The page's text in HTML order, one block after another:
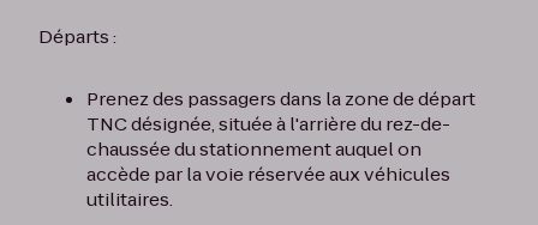
Départs :
Prenez des passagers dans la zone de départ
TNC désignée, située à l'arrière du rez-de-
chaussée du stationnement auquel on
accède par la voie réservée aux véhicules
utilitaires.